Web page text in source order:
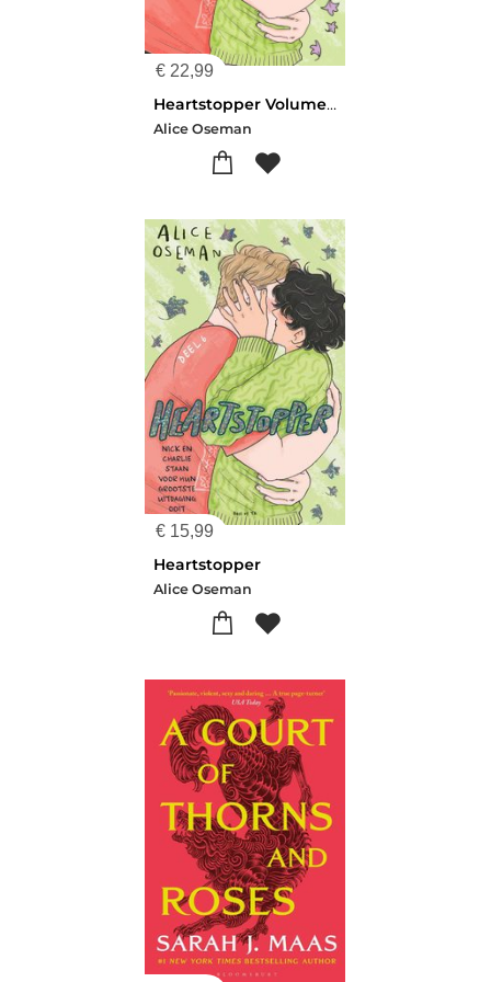
€ 22,99
Heartstopper Volume 6
Alice Oseman
€ 15,99
Heartstopper
Alice Oseman